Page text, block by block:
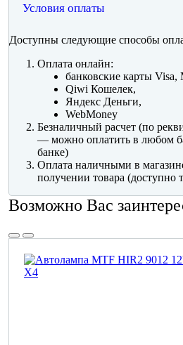
Условия оплаты
Доступны следующие способы
Оплата онлайн:
банковские карты Visa,
Qiwi Кошелек,
Яндекс Деньги,
WebMoney
Безналичный расчет (по
— можно оплатить в любом
банке)
Оплата наличными в
получении товара (доступно
Возможно Вас